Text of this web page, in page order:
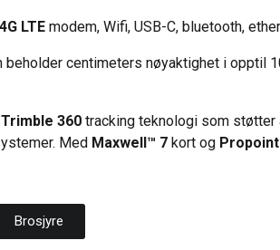
4G LTE modem, Wifi, USB-C, bluetooth,
beholder centimeters nøyaktighet i opptil
Trimble 360 tracking teknologi som støtter
Med Maxwell™ 7 kort og Propoint
Brosjyre